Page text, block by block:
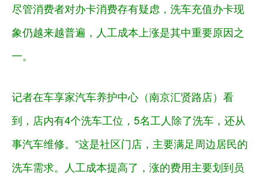
尽管消费者对办卡消费存有疑虑，洗车充值办卡现
象仍越来越普遍，人工成本上涨是其中重要原因之
一。
记者在车享家汽车养护中心（南京汇贤路店）看
到，店内有4个洗车工位，5名工人除了洗车，还从
事汽车维修。“这是社区门店，主要满足周边居民的
洗车需求。人工成本提高了，涨的费用主要划到员